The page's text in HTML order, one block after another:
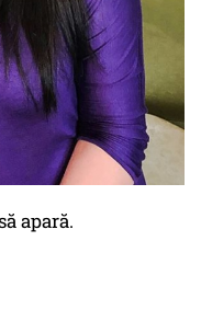
apară.